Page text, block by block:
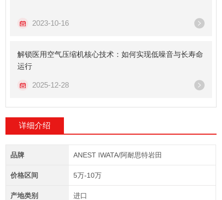
2023-10-16
解锁医用空气压缩机核心技术：如何实现低噪音与长寿命
运行
2025-12-28
详细介绍
品牌 ANEST IWATA/阿耐思特岩田
价格区间 5万-10万
产地类别 进口